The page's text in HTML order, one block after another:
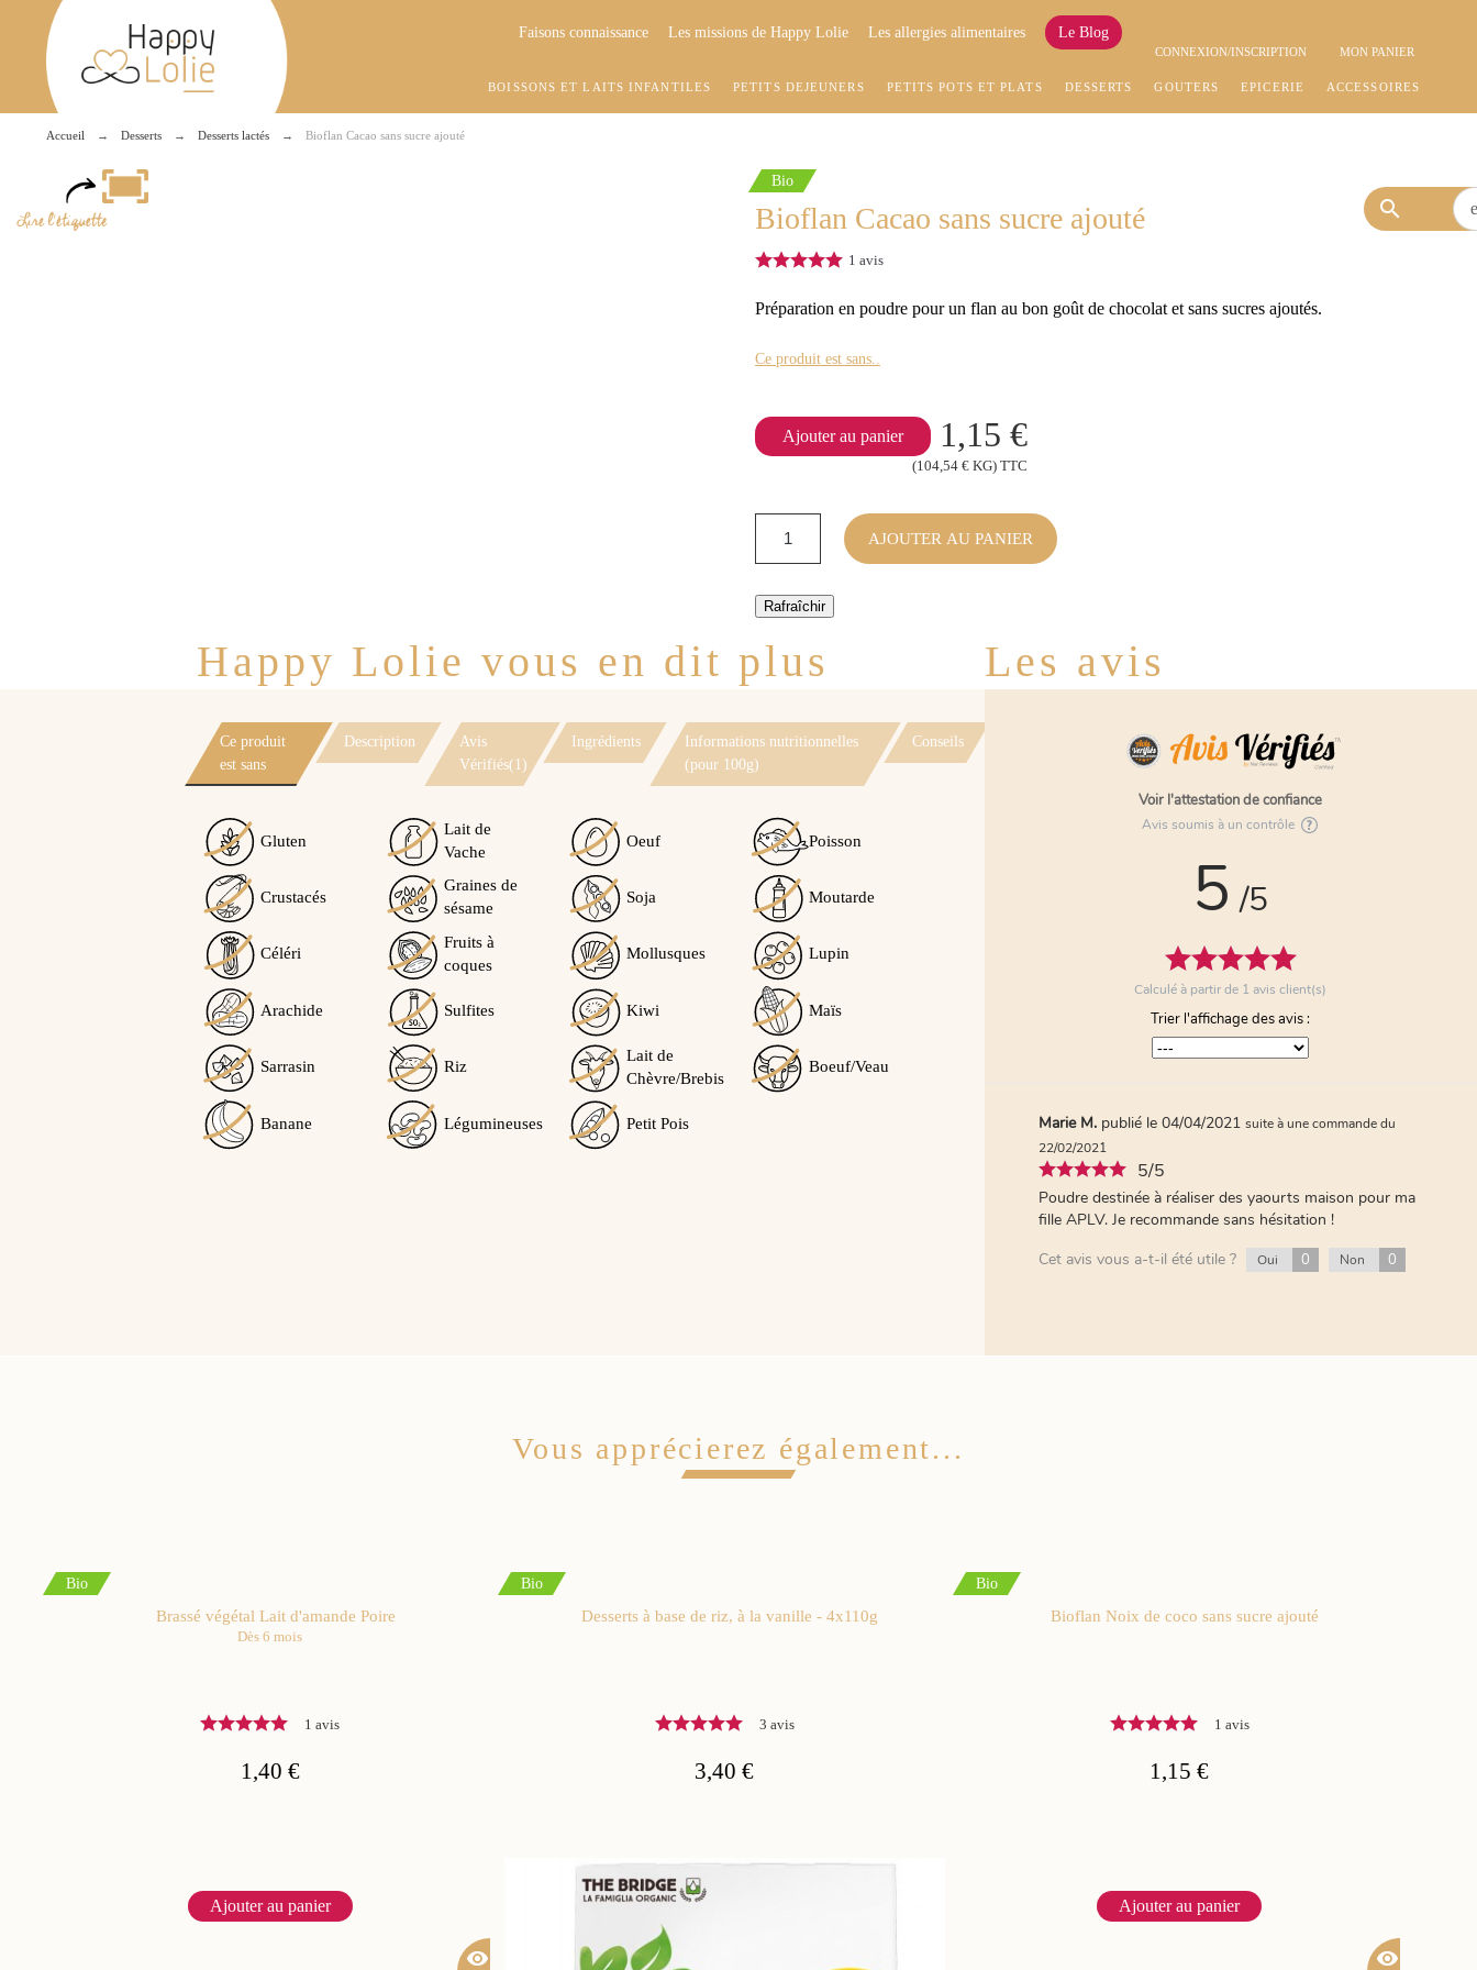
Faisons connaissance Les missions de Happy Lolie Les allergies alimentaires Le Blog
CONNEXION/INSCRIPTION MON PANIER
BOISSONS ET LAITS INFANTILES PETITS DÉJEUNERS PETITS POTS ET PLATS DESSERTS GOÛTERS EPICERIE ACCESSOIRES
Accueil Desserts Desserts lactés Bioflan Cacao sans sucre ajouté
Bio
Bioflan Cacao sans sucre ajouté
1 avis
Préparation en poudre pour un flan au bon goût de chocolat et sans sucres ajoutés.
Ce produit est sans..
Ajouter au panier 1,15 €
(104,54 € KG) TTC
AJOUTER AU PANIER
Happy Lolie vous en dit plus
Ce produit
est sans
Description
Avis
Vérifiés(1)
Ingrédients
Informations nutritionnelles
(pour 100g)
Conseils
Voir l'attestation de confiance
Avis soumis à un contrôle
5/5
Calculé à partir de1
Trier l'affichage des avis :
Gluten
Lait de
Vache
Oeuf Poisson
Crustacés
Graines de
sésame
Soja Moutarde
Céléri
Fruits à
coques
Mollusques Lupin
Arachide Sulfites Kiwi Maïs
Sarrasin Riz
Lait de
Chèvre/Brebis
Boeuf/Veau
Banane Légumineuses Petit Pois
Les avis
Voir l'attestation de confiance
Avis soumis à un contrôle
5 /5
Calculé à partir de 1 avis client(s)
Trier l'affichage des avis :
Marie M. publié le 04/04/2021 suite à une commande du
22/02/2021
5/5
Poudre destinée à réaliser des yaourts maison pour ma
fille APLV. Je recommande sans hésitation !
Cet avis vous a-t-il été utile ?
Oui 0 Non 0
Vous apprécierez également...
Bio
Brassé végétal Lait d'amande Poire
Dès 6 mois
1 avis
1,40 €
Ajouter au panier
visibility
Bio
Desserts à base de riz, à la vanille - 4x110g
3 avis
3,40 €
Bio
Bioflan Noix de coco sans sucre ajouté
1 avis
1,15 €
Ajouter au panier
visibility
search